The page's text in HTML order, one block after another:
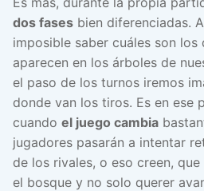
dos fases bien diferenciadas.
imposible saber cuáles son los
aparecen en los árboles de
el paso de los turnos iremos
donde van los tiros. Es en ese
cuando el juego cambia
jugadores pasarán a intentar
de los rivales, o eso creen,
el bosque y no solo querer